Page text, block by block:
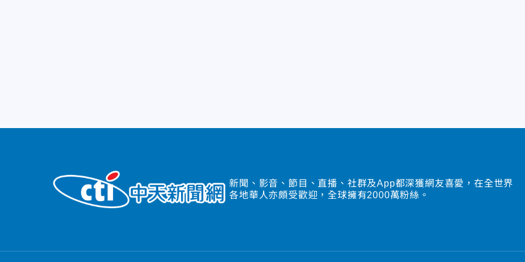
新聞、影音、節目、直播、社群及App都深獲網友喜愛，在全世界
各地華人亦頗受歡迎，全球擁有2000萬粉絲。